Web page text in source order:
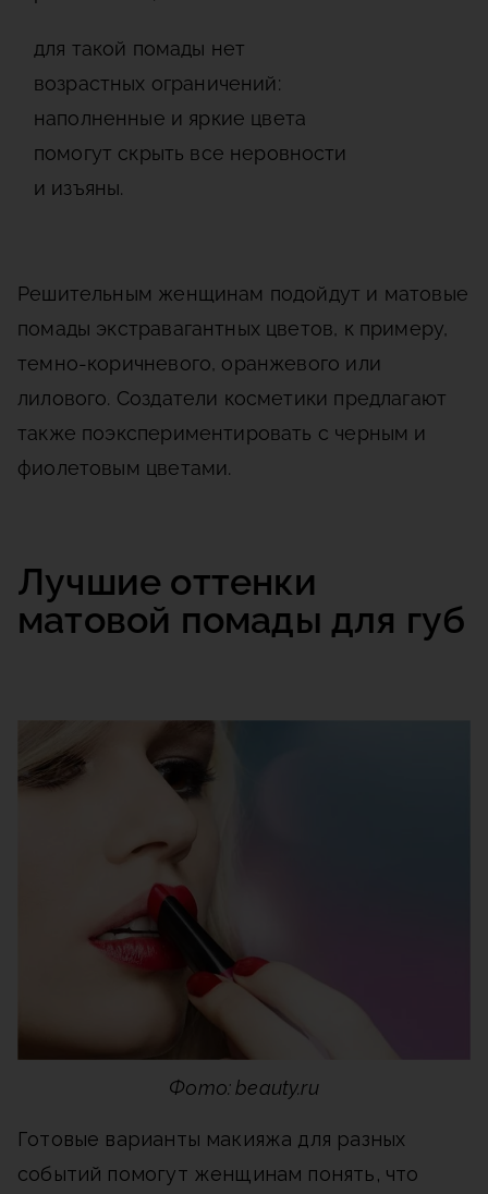
для такой помады нет
возрастных ограничений:
наполненные и яркие цвета
помогут скрыть все неровности
и изъяны.
Решительным женщинам подойдут и матовые
помады экстравагантных цветов, к примеру,
темно-коричневого, оранжевого или
лилового. Создатели косметики предлагают
также поэкспериментировать с черным и
фиолетовым цветами.
Лучшие оттенки
матовой помады для губ
Фото: beauty.ru
Готовые варианты макияжа для разных
событий помогут женщинам понять, что